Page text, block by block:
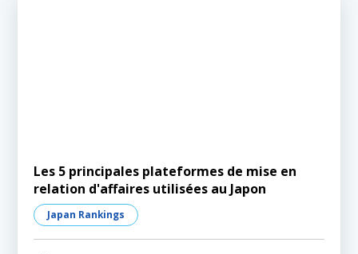
Les 5 principales plateformes de mise en
relation d'affaires utilisées au Japon
Japan Rankings